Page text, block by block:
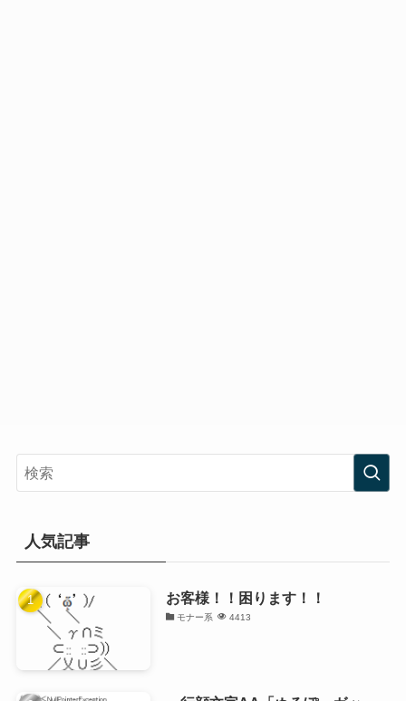
人気記事
お客様！！困ります！！
モナー系 4413